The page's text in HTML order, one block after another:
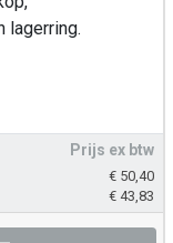
lagerring.
Prijs ex btw
€ 50,40
€ 43,83